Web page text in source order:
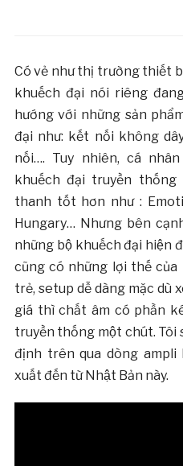
Có vẻ như thị trường thiết
khuếch đại nói riêng
hướng với những sản
đại như: kết nối không
nối…. Tuy nhiên, cá
khuếch đại truyền
thanh tốt hơn như :
Hungary… Nhưng bên
những bộ khuếch đại hiện
cũng có những lợi thế
trẻ, setup dễ dàng mặc
giá thì chất âm có phần
truyền thống một chút. Tôi
định trên qua dòng ampli
xuất đến từ Nhật Bản này.